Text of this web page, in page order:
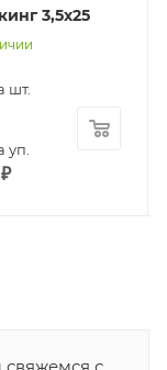
3,5х25
шт.
уп.
₽